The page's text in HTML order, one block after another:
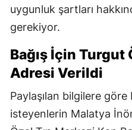
uygunluk şartları
gerekiyor.
Bağış İçin Turgut
Adresi Verildi
Paylaşılan bilgilere göre
isteyenlerin Malatya